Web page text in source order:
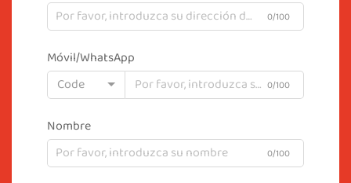
0/100
Móvil/WhatsApp
Code
0/100
Nombre
0/100